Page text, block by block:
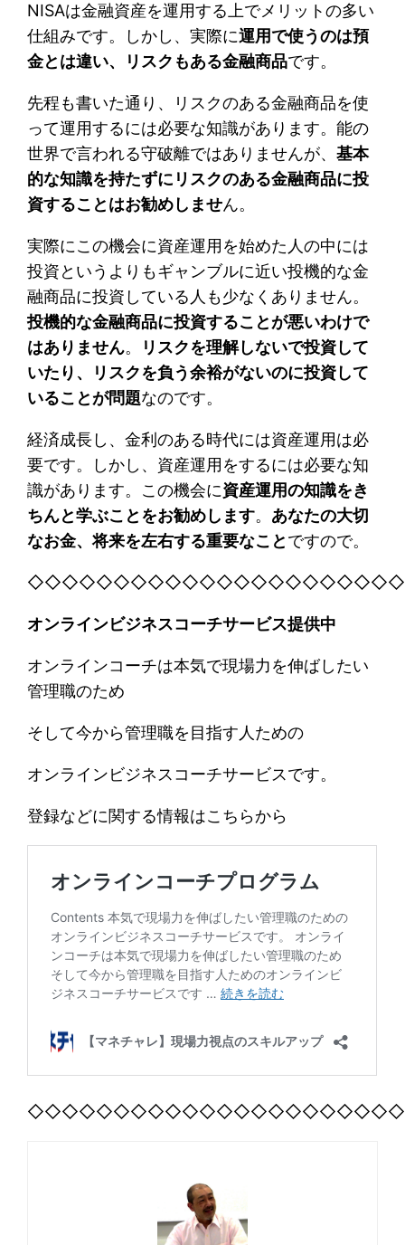
NISAは金融資産を運用する上でメリットの多い
仕組みです。しかし、実際に運用で使うのは預
金とは違い、リスクもある金融商品です。
先程も書いた通り、リスクのある金融商品を使
って運用するには必要な知識があります。能の
世界で言われる守破離ではありませんが、基本
的な知識を持たずにリスクのある金融商品に投
資することはお勧めしません。
実際にこの機会に資産運用を始めた人の中には
投資というよりもギャンブルに近い投機的な金
融商品に投資している人も少なくありません。
投機的な金融商品に投資することが悪いわけで
はありません。
リスクを理解しないで投資して
いたり、リスクを負う余裕がないのに投資して
いることが問題なのです。
経済成長し、金利のある時代には資産運用は必
要です。しかし、資産運用をするには必要な知
識があります。この機会に資産運用の知識をき
ちんと学ぶことをお勧めします。 あなたの大切
なお金、将来を左右する重要なことですので。
オンラインビジネスコーチサービス提供中
オンラインコーチは本気で現場力を伸ばしたい
管理職のため
そして今から管理職を目指す人ための
オンラインビジネスコーチサービスです。
登録などに関する情報はこちらから